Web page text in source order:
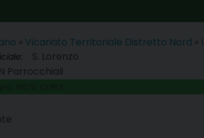
» Vicariato Territoriale Distretto Nord »
S. Lorenzo
Parrocchiali